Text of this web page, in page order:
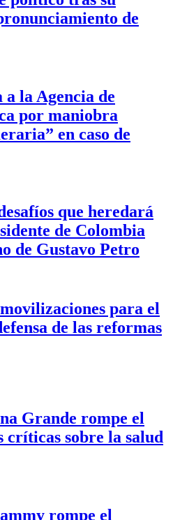
de
la Agencia de
por maniobra
en caso de
que heredará
de Colombia
de Gustavo Petro
para el
de las reformas
Grande rompe el
críticas sobre la salud
rompe el